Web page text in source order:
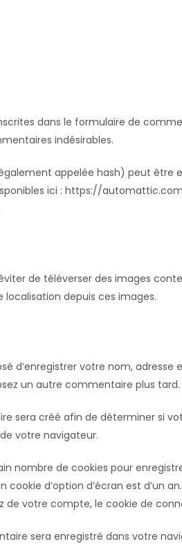
dans le formulaire de
indésirables.
appelée hash) peut être
ici : https://
de téléverser des images
depuis ces images.
d’enregistrer votre nom,
un autre commentaire plus tard.
sera créé afin de déterminer si
votre navigateur.
nombre de cookies pour
d’option d’écran est d’un
de votre compte, le cookie de
sera enregistré dans votre